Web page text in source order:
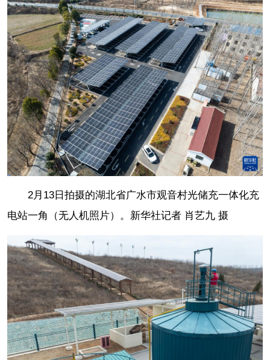
2月13日拍摄的湖北省广水市观音村光储充一体化充
电站一角（无人机照片）。新华社记者 肖艺九 摄